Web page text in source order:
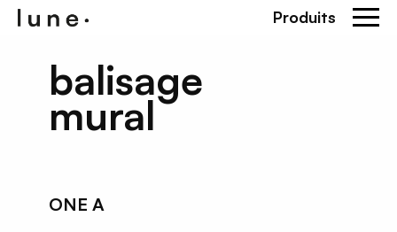
Produits
balisage
mural
ONE A